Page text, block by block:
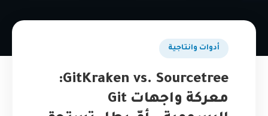
أدوات وانتاجية
GitKraken vs. Sourcetree:
معركة واجهات Git